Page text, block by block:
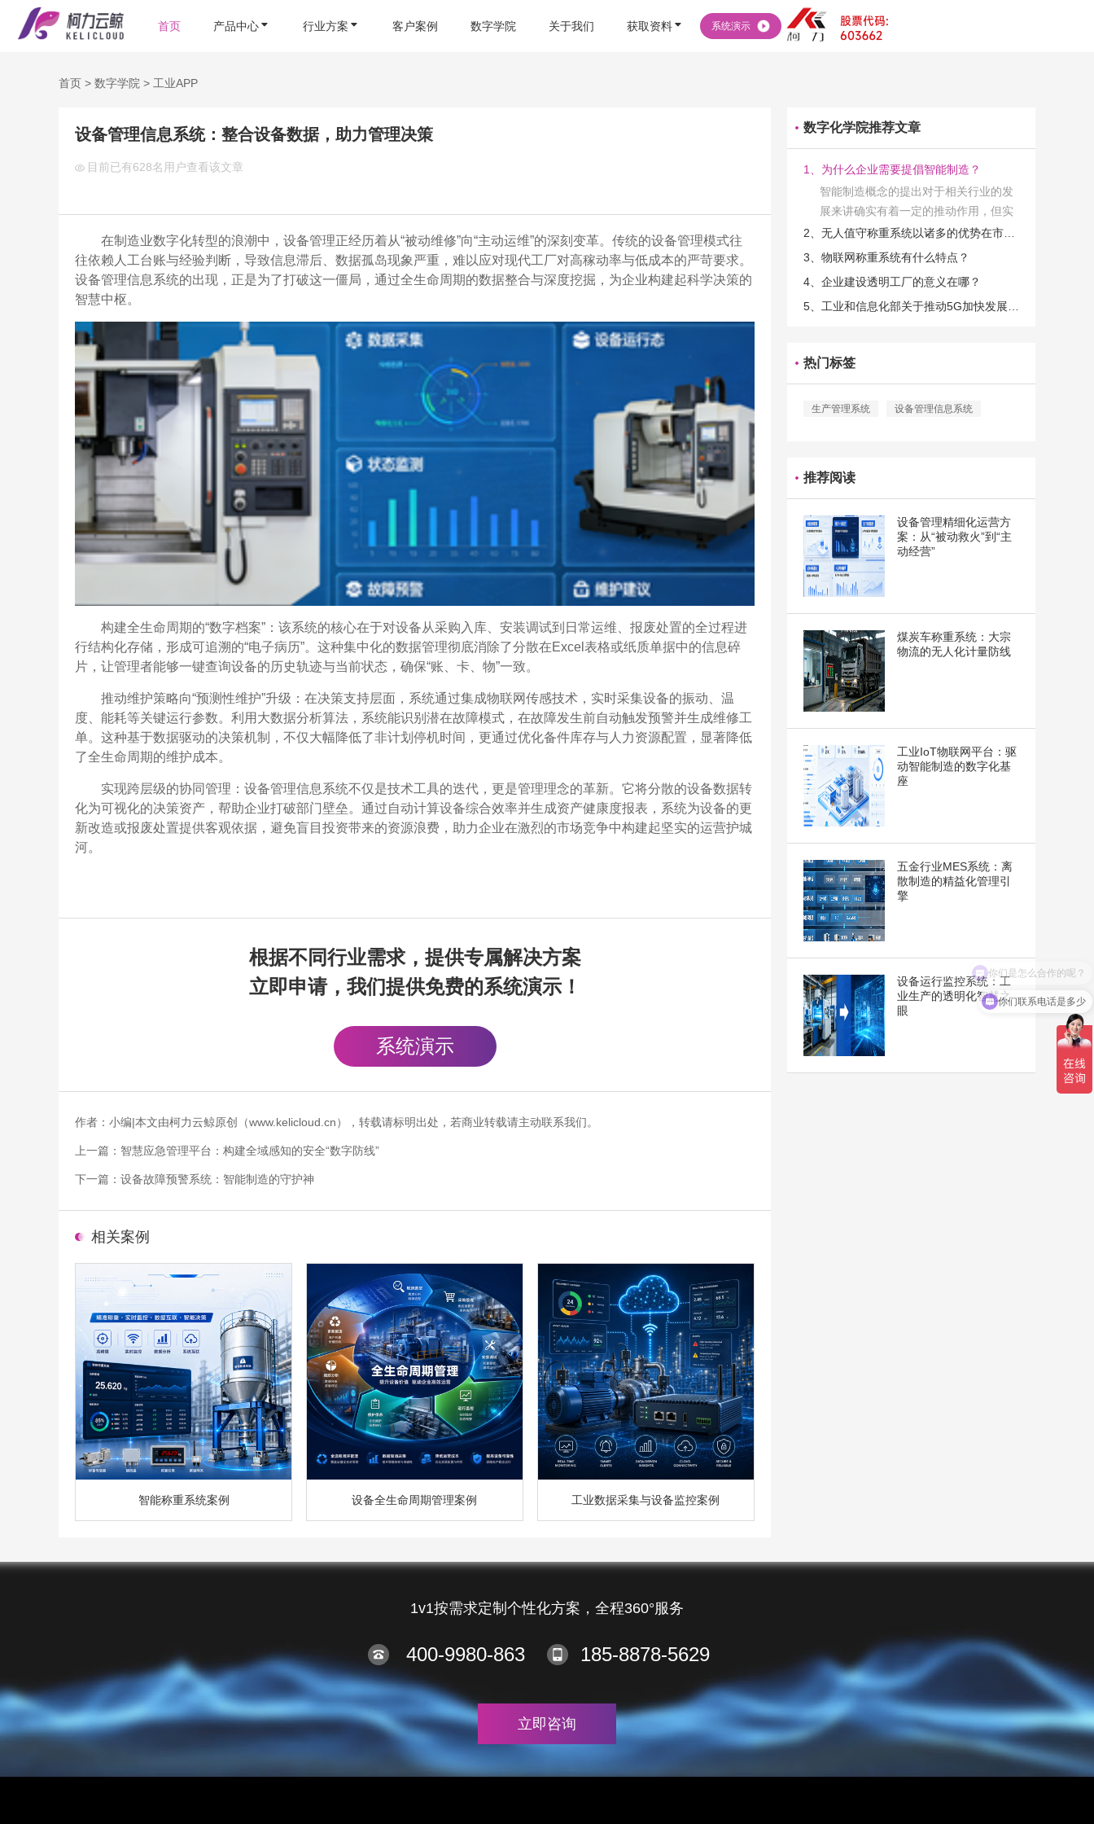
首页 产品中心 行业方案 客户案例 数字学院 关于我们 获取资料 系统演示
首页 > 数字学院 > 工业APP
设备管理信息系统：整合设备数据，助力管理决策
目前已有628名用户查看该文章
在制造业数字化转型的浪潮中，设备管理正经历着从“被动维修”向“主动运维”的深刻变革。传统的设备管理模式往
往依赖人工台账与经验判断，导致信息滞后、数据孤岛现象严重，难以应对现代工厂对高稼动率与低成本的严苛要求。
设备管理信息系统的出现，正是为了打破这一僵局，通过全生命周期的数据整合与深度挖掘，为企业构建起科学决策的
智慧中枢。
构建全生命周期的“数字档案”：该系统的核心在于对设备从采购入库、安装调试到日常运维、报废处置的全过程进
行结构化存储，形成可追溯的“电子病历”。这种集中化的数据管理彻底消除了分散在Excel表格或纸质单据中的信息碎
片，让管理者能够一键查询设备的历史轨迹与当前状态，确保“账、卡、物”一致。
推动维护策略向“预测性维护”升级：在决策支持层面，系统通过集成物联网传感技术，实时采集设备的振动、温
度、能耗等关键运行参数。利用大数据分析算法，系统能识别潜在故障模式，在故障发生前自动触发预警并生成维修工
单。这种基于数据驱动的决策机制，不仅大幅降低了非计划停机时间，更通过优化备件库存与人力资源配置，显著降低
了全生命周期的维护成本。
实现跨层级的协同管理：设备管理信息系统不仅是技术工具的迭代，更是管理理念的革新。它将分散的设备数据转
化为可视化的决策资产，帮助企业打破部门壁垒。通过自动计算设备综合效率并生成资产健康度报表，系统为设备的更
新改造或报废处置提供客观依据，避免盲目投资带来的资源浪费，助力企业在激烈的市场竞争中构建起坚实的运营护城
河。
根据不同行业需求，提供专属解决方案
立即申请，我们提供免费的系统演示！
系统演示
作者：小编|本文由柯力云鲸原创（www.kelicloud.cn），转载请标明出处，若商业转载请主动联系我们。
上一篇： 智慧应急管理平台：构建全域感知的安全“数字防线”
下一篇： 设备故障预警系统：智能制造的守护神
相关案例
智能称重系统案例 设备全生命周期管理案例 工业数据采集与设备监控案例
数字化学院推荐文章
1、为什么企业需要提倡智能制造？
智能制造概念的提出对于相关行业的发
展来讲确实有着一定的推动作用，但实
际上在工业发展的过程当中，能够推动
相关产业发展的具体结束是非常的多
3、物联网称重系统有什么特点？
4、企业建设透明工厂的意义在哪？
热门标签
生产管理系统 设备管理信息系统
推荐阅读
设备管理精细化运营方
案：从“被动救火”到“主
动经营”
煤炭车称重系统：大宗
物流的无人化计量防线
工业IoT物联网平台：驱
动智能制造的数字化基
座
五金行业MES系统：离
散制造的精益化管理引
擎
设备运行监控系统：工
业生产的透明化智慧之
眼
1v1按需求定制个性化方案，全程360°服务
400-9980-863 185-8878-5629
立即咨询
你们联系电话是多少